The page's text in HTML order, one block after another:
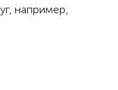
например,